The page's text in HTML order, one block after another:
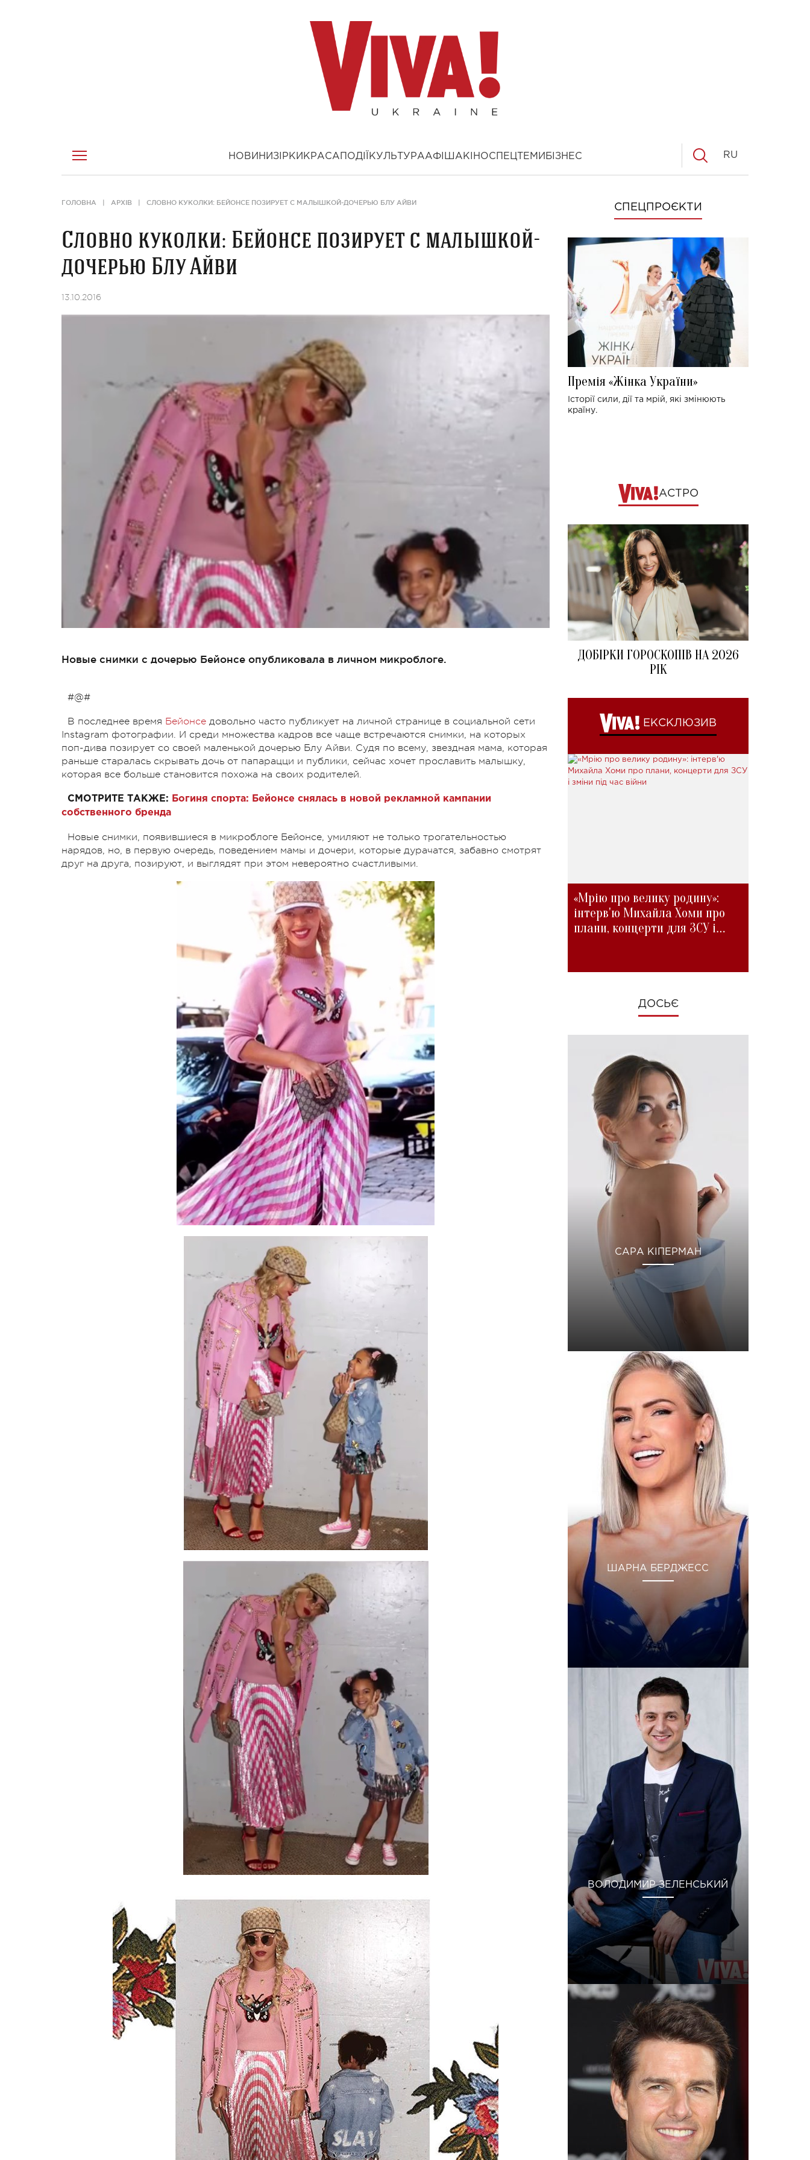
НОВИНИ ЗІРКИ КРАСА ПОДІЇ КУЛЬТУРААФІША КІНОСПЕЦТЕМИ БІЗНЕС RU
ГОЛОВНА АРХІВ СЛОВНО КУКОЛКИ: БЕЙОНСЕ ПОЗИРУЕТ С МАЛЫШКОЙ-ДОЧЕРЬЮ БЛУ АЙВИ
Словно куколки: Бейонсе позирует с малышкой-
дочерью Блу Айви
13.10.2016
Новые снимки с дочерью Бейонсе опубликовала в личном микроблоге.
#@#
В последнее время Бейонсе довольно часто публикует на личной странице в социальной сети
Instagram фотографии. И среди множества кадров все чаще встречаются снимки, на которых
поп-дива позирует со своей маленькой дочерью Блу Айви. Судя по всему, звездная мама, которая
раньше старалась скрывать дочь от папарацци и публики, сейчас хочет прославить малышку,
которая все больше становится похожа на своих родителей.
СМОТРИТЕ ТАКЖЕ: Богиня спорта: Бейонсе снялась в новой рекламной кампании
собственного бренда
Новые снимки, появившиеся в микроблоге Бейонсе, умиляют не только трогательностью
нарядов, но, в первую очередь, поведением мамы и дочери, которые дурачатся, забавно смотрят
друг на друга, позируют, и выглядят при этом невероятно счастливыми.
СПЕЦПРОЄКТИ
Премія «Жінка України»
Історії сили, дії та мрій, які змінюють
країну.
АСТРО
ДОБІРКИ ГОРОСКОПІВ НА 2026
РІК
ЕКСКЛЮЗИВ
«Мрію про велику родину»:
інтерв'ю Михайла Хоми про
плани, концерти для ЗСУ і
ДОСЬЄ
САРА КІПЕРМАН
ШАРНА БЕРДЖЕСС
ВОЛОДИМИР ЗЕЛЕНСЬКИЙ